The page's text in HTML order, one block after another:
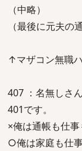
（中略）
（最後に元夫の
↑マザコン無職
407 ：名無しさ
401です。
×俺は通帳も仕事
○俺は家庭も仕